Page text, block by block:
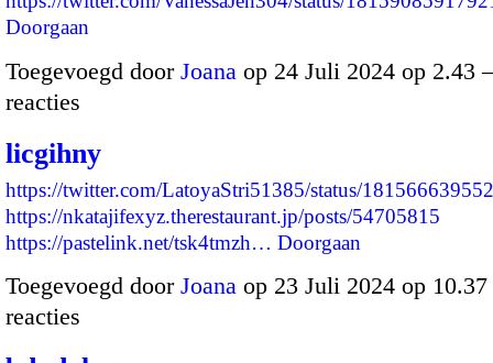
Doorgaan
Toegevoegd door Joana op 24 Juli 2024 op 2.43
reacties
licgihny
https://twitter.com/LatoyaStri51385/status/
https://nkatajifexyz.therestaurant.jp/posts/54705815
https://pastelink.net/tsk4tmzh… Doorgaan
Toegevoegd door Joana op 23 Juli 2024 op
reacties